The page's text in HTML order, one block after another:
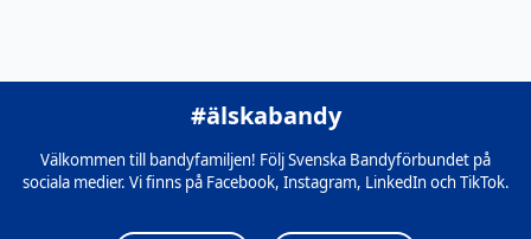
#älskabandy
Välkommen till bandyfamiljen! Följ Svenska Bandyförbundet på
sociala medier. Vi finns på Facebook, Instagram, LinkedIn och TikTok.